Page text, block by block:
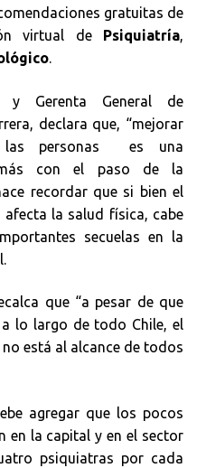
gratuitas de
virtual de Psiquiatría,
.
y Gerenta General de
declara que, “mejorar
personas es una
con el paso de la
recordar que si bien el
la salud física, cabe
secuelas en la
que “a pesar de que
lo largo de todo Chile, el
está al alcance de todos
agregar que los pocos
en la capital y en el sector
psiquiatras por cada